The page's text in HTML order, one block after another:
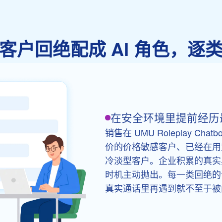
户回绝配成 AI 角色，逐
在安全环境里提前经
销售在 UMU Roleplay
价的价格敏感客户、已经在
冷淡型客户。企业积累的真
时机主动抛出。每一类回绝
真实通话里再遇到就不至于